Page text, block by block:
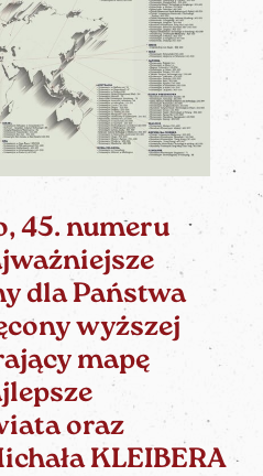
45. numeru
dla Państwa
wyższej
mapę
oraz
KLEIBERA